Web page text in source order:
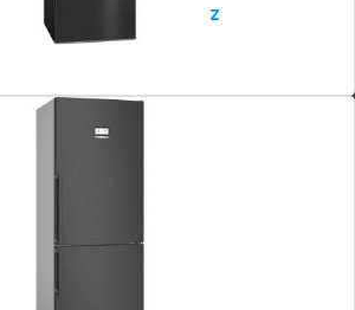
Bomann KG 7359 Edelstahl-Optik schwarz
Folgen Sie uns auf